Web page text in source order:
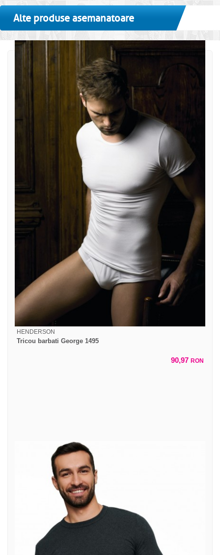
Alte produse asemanatoare
HENDERSON
Tricou barbati George 1495
90,97 RON